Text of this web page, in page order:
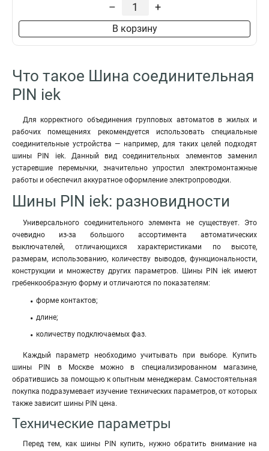
– +
В корзину
Что такое Шина соединительная
PIN iek
Для корректного объединения групповых автоматов в жилых и
рабочих помещениях рекомендуется использовать специальные
соединительные устройства — например, для таких целей подходят
шины PIN iek. Данный вид соединительных элементов заменил
устаревшие перемычки, значительно упростил электромонтажные
работы и обеспечил аккуратное оформление электропроводки.
Шины PIN iek: разновидности
Универсального соединительного элемента не существует. Это
очевидно из-за большого ассортимента автоматических
выключателей, отличающихся характеристиками по высоте,
размерам, использованию, количеству выводов, функциональности,
конструкции и множеству других параметров. Шины PIN iek имеют
гребенкообразную форму и отличаются по показателям:
форме контактов;
длине;
количеству подключаемых фаз.
Каждый параметр необходимо учитывать при выборе. Купить
шины PIN в Москве можно в специализированном магазине,
обратившись за помощью к опытным менеджерам. Самостоятельная
покупка подразумевает изучение технических параметров, от которых
также зависит шины PIN цена.
Технические параметры
Перед тем, как шины PIN купить, нужно обратить внимание на